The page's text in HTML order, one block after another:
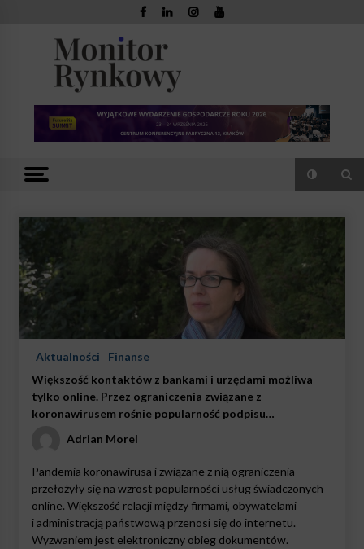
Monitor
Rynkowy
Aktualności
Finanse
Większość kontaktów z bankami i urzędami możliwa
tylko online. Przez ograniczenia związane z
koronawirusem rośnie popularność podpisu
Adrian Morel
Pandemia koronawirusa i związane z nią ograniczenia
przełożyły się na wzrost popularności usług świadczonych
online. Większość relacji między firmami, obywatelami
i administracją państwową przenosi się do internetu.
Wyzwaniem jest elektroniczny obieg dokumentów.